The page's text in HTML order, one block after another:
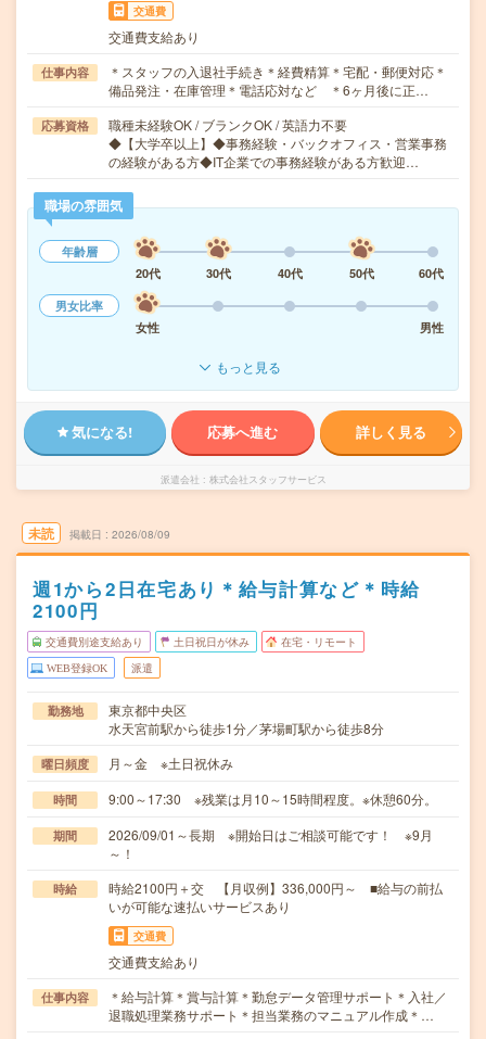
交通費
交通費支給あり
仕事内容
＊スタッフの入退社手続き＊経費精算＊宅配・郵便対応＊
備品発注・在庫管理＊電話応対など ＊6ヶ月後に正…
応募資格
職種未経験OK / ブランクOK / 英語力不要
◆【大学卒以上】◆事務経験・バックオフィス・営業事務
の経験がある方◆IT企業での事務経験がある方歓迎…
職場の雰囲気
年齢層
20代
30代 40代 50代
60代
男女比率
女性
男性
もっと見る
気になる! 応募へ進む 詳しく見る
派遣会社 株式会社スタッフサービス
未読 掲載日 2026/08/09
週1から2日在宅あり＊給与計算など＊時給
2100円
交通費別途支給あり 土日祝日が休み 在宅・リモート
WEB登録OK 派遣
勤務地
東京都中央区
水天宮前駅から徒歩1分／茅場町駅から徒歩8分
曜日頻度 月～金 ※土日祝休み
時間 9:00～17:30 ※残業は月10～15時間程度。※休憩60分。
期間
2026/09/01～長期 ※開始日はご相談可能です！ ※9月
～！
時給
時給2100円＋交 【月収例】336,000円～ ■給与の前払
いが可能な速払いサービスあり
交通費
交通費支給あり
仕事内容
＊給与計算＊賞与計算＊勤怠データ管理サポート＊入社／
退職処理業務サポート＊担当業務のマニュアル作成＊…